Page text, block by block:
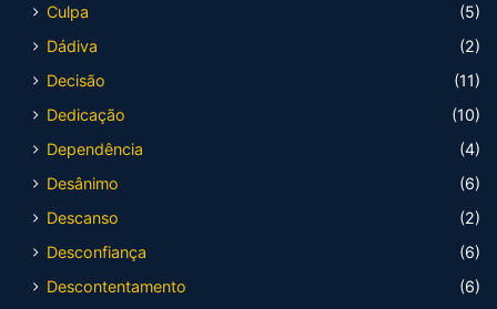
Culpa
(5)
Dádiva
(2)
Decisão
(11)
Dedicação
(10)
Dependência
(4)
Desânimo
(6)
Descanso
(2)
Desconfiança
(6)
Descontentamento
(6)